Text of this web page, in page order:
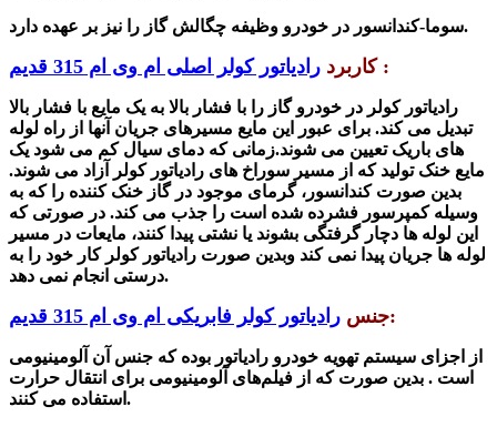
سوما-کندانسور در خودرو وظیفه چگالش گاز را نیز بر عهده دارد.
کاربرد رادیاتور کولر اصلی ام وی ام 315 قدیم :
رادیاتور کولر در خودرو گاز را با فشار بالا به یک مایع با فشار بالا
تبدیل می کند. برای عبور این مایع مسیرهای جریان آنها از راه لوله
های باریک تعیین می شوند.زمانی که دمای سیال کم می شود یک
مایع خنک تولید که از مسیر سوراخ های رادیاتور کولر آزاد می شوند.
بدین صورت کندانسور، گرمای موجود در گاز خنک کننده را که به
وسیله کمپرسور فشرده شده است را جذب می کند. در صورتی که
این لوله ها دچار گرفتگی بشوند یا نشتی پیدا کنند، مایعات در مسیر
لوله ها جریان پیدا نمی کند وبدین صورت رادیاتور کولر کار خود را به
درستی انجام نمی دهد.
جنس رادیاتور کولر فابریکی ام وی ام 315 قدیم :
از اجزای سیستم تهویه خودرو رادیاتور بوده که جنس آن آلومینیومی
است . بدین صورت که از فیلم‌های آلومینیومی برای انتقال حرارت
استفاده می کنند.